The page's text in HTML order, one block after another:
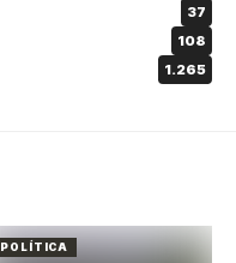
37
108
1.265
POLÍTICA